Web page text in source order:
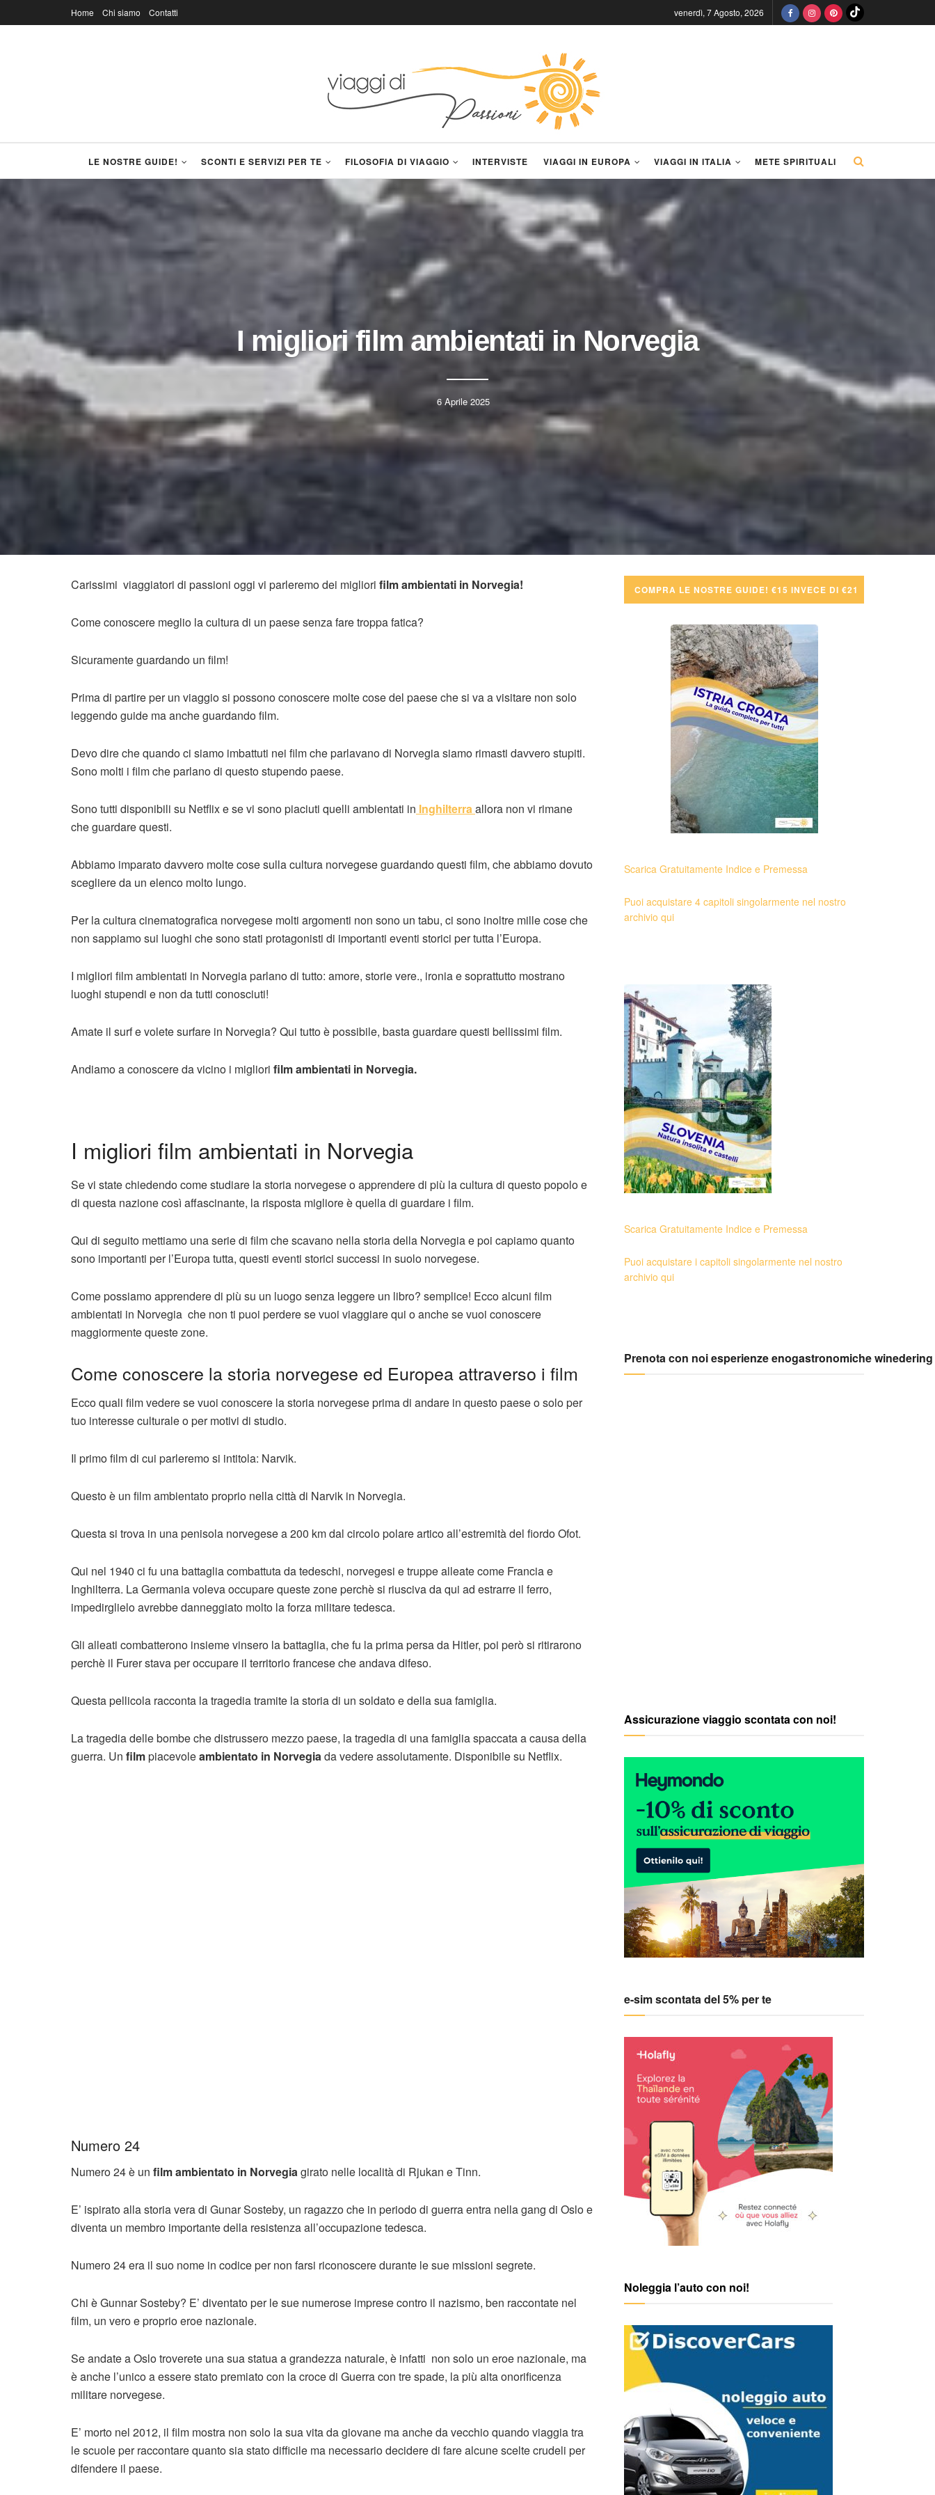
Home Chi siamo Contatti venerdì, 7 Agosto, 2026
LE NOSTRE GUIDE! SCONTI E SERVIZI PER TE FILOSOFIA DI VIAGGIO INTERVISTE VIAGGI IN EUROPA VIAGGI IN ITALIA METE SPIRITUALI
I migliori film ambientati in Norvegia
6 Aprile 2025
Carissimi viaggiatori di passioni oggi vi parleremo dei migliori film ambientati in Norvegia!
Come conoscere meglio la cultura di un paese senza fare troppa fatica?
Sicuramente guardando un film!
Prima di partire per un viaggio si possono conoscere molte cose del paese che si va a visitare non solo
leggendo guide ma anche guardando film.
Devo dire che quando ci siamo imbattuti nei film che parlavano di Norvegia siamo rimasti davvero stupiti.
Sono molti i film che parlano di questo stupendo paese.
Sono tutti disponibili su Netflix e se vi sono piaciuti quelli ambientati in Inghilterraallora non vi rimane
che guardare questi.
Abbiamo imparato davvero molte cose sulla cultura norvegese guardando questi film, che abbiamo dovuto
scegliere da un elenco molto lungo.
Per la cultura cinematografica norvegese molti argomenti non sono un tabu, ci sono inoltre mille cose che
non sappiamo sui luoghi che sono stati protagonisti di importanti eventi storici per tutta l’Europa.
I migliori film ambientati in Norvegia parlano di tutto: amore, storie vere., ironia e soprattutto mostrano
luoghi stupendi e non da tutti conosciuti!
Amate il surf e volete surfare in Norvegia? Qui tutto è possibile, basta guardare questi bellissimi film.
Andiamo a conoscere da vicino i migliori film ambientati in Norvegia.
I migliori film ambientati in Norvegia
Se vi state chiedendo come studiare la storia norvegese o apprendere di più la cultura di questo popolo e
di questa nazione così affascinante, la risposta migliore è quella di guardare i film.
Qui di seguito mettiamo una serie di film che scavano nella storia della Norvegia e poi capiamo quanto
sono importanti per l’Europa tutta, questi eventi storici successi in suolo norvegese.
Come possiamo apprendere di più su un luogo senza leggere un libro? semplice! Ecco alcuni film
ambientati in Norvegia che non ti puoi perdere se vuoi viaggiare qui o anche se vuoi conoscere
maggiormente queste zone.
Come conoscere la storia norvegese ed Europea attraverso i film
Ecco quali film vedere se vuoi conoscere la storia norvegese prima di andare in questo paese o solo per
tuo interesse culturale o per motivi di studio.
Il primo film di cui parleremo si intitola: Narvik.
Questo è un film ambientato proprio nella città di Narvik in Norvegia.
Questa si trova in una penisola norvegese a 200 km dal circolo polare artico all’estremità del fiordo Ofot.
Qui nel 1940 ci fu una battaglia combattuta da tedeschi, norvegesi e truppe alleate come Francia e
Inghilterra. La Germania voleva occupare queste zone perchè si riusciva da qui ad estrarre il ferro,
impedirglielo avrebbe danneggiato molto la forza militare tedesca.
Gli alleati combatterono insieme vinsero la battaglia, che fu la prima persa da Hitler, poi però si ritirarono
perchè il Furer stava per occupare il territorio francese che andava difeso.
Questa pellicola racconta la tragedia tramite la storia di un soldato e della sua famiglia.
La tragedia delle bombe che distrussero mezzo paese, la tragedia di una famiglia spaccata a causa della
guerra. Un filmpiacevoleambientato in Norvegiada vedere assolutamente. Disponibile su Netflix.
Numero 24
Numero 24 è un film ambientato in Norvegia girato nelle località di Rjukan e Tinn.
E’ ispirato alla storia vera di Gunar Sosteby, un ragazzo che in periodo di guerra entra nella gang di Oslo e
diventa un membro importante della resistenza all’occupazione tedesca.
Numero 24 era il suo nome in codice per non farsi riconoscere durante le sue missioni segrete.
Chi è Gunnar Sosteby? E’ diventato per le sue numerose imprese contro il nazismo, ben raccontate nel
film, un vero e proprio eroe nazionale.
Se andate a Oslo troverete una sua statua a grandezza naturale, è infatti non solo un eroe nazionale, ma
è anche l’unico a essere stato premiato con la croce di Guerra con tre spade, la più alta onorificenza
militare norvegese.
E’ morto nel 2012, il film mostra non solo la sua vita da giovane ma anche da vecchio quando viaggia tra
le scuole per raccontare quanto sia stato difficile ma necessario decidere di fare alcune scelte crudeli per
difendere il paese.
COMPRA LE NOSTRE GUIDE! €15 INVECE DI €21
Scarica Gratuitamente Indice e Premessa
Puoi acquistare 4 capitoli singolarmente nel nostro
archivio qui
Scarica Gratuitamente Indice e Premessa
Puoi acquistare i capitoli singolarmente nel nostro
archivio qui
Prenota con noi esperienze enogastronomiche winedering
Assicurazione viaggio scontata con noi!
e-sim scontata del 5% per te
Noleggia l’auto con noi!